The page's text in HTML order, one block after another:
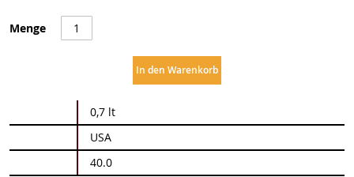
Menge
In den Warenkorb
Informationen
0,7 lt
USA
40.0